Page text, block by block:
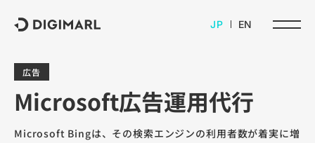
JP EN
広告
Microsoft広告運用代行
Microsoft Bingは、その検索エンジンの利用者数が着実に増